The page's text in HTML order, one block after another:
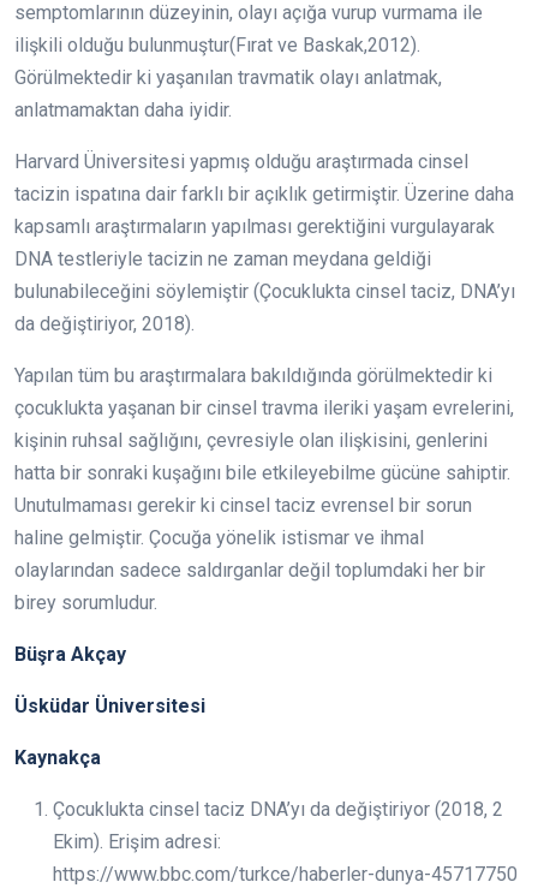
semptomlarının düzeyinin, olayı açığa vurup vurmama ile
ilişkili olduğu bulunmuştur(Fırat ve Baskak,2012).
Görülmektedir ki yaşanılan travmatik olayı anlatmak,
anlatmamaktan daha iyidir.
Harvard Üniversitesi yapmış olduğu araştırmada cinsel
tacizin ispatına dair farklı bir açıklık getirmiştir. Üzerine daha
kapsamlı araştırmaların yapılması gerektiğini vurgulayarak
DNA testleriyle tacizin ne zaman meydana geldiği
bulunabileceğini söylemiştir (Çocuklukta cinsel taciz, DNA’yı
da değiştiriyor, 2018).
Yapılan tüm bu araştırmalara bakıldığında görülmektedir ki
çocuklukta yaşanan bir cinsel travma ileriki yaşam evrelerini,
kişinin ruhsal sağlığını, çevresiyle olan ilişkisini, genlerini
hatta bir sonraki kuşağını bile etkileyebilme gücüne sahiptir.
Unutulmaması gerekir ki cinsel taciz evrensel bir sorun
haline gelmiştir. Çocuğa yönelik istismar ve ihmal
olaylarından sadece saldırganlar değil toplumdaki her bir
birey sorumludur.
Büşra Akçay
Üsküdar Üniversitesi
Kaynakça
Çocuklukta cinsel taciz DNA’yı da değiştiriyor (2018, 2
Ekim). Erişim adresi:
https://www.bbc.com/turkce/haberler-dunya-45717750